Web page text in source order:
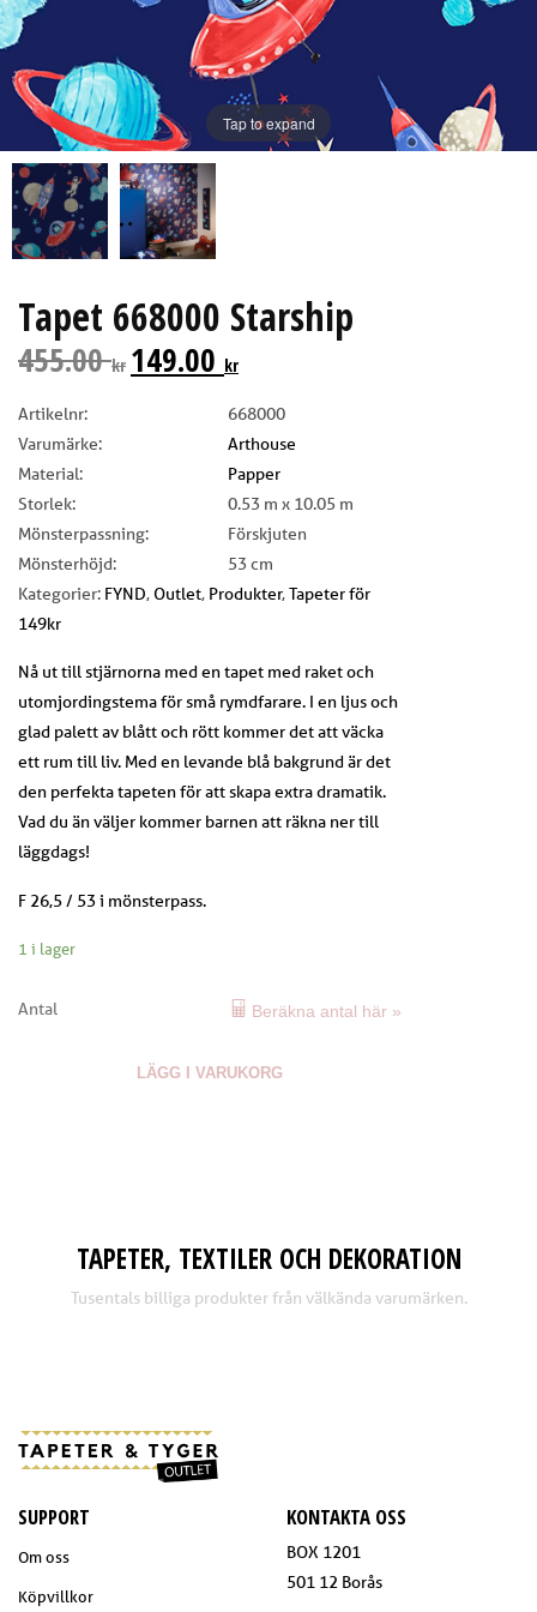
Tap to expand
Tapet 668000 Starship
455.00kr 149.00 kr
Artikelnr:
668000
Varumärke:
Arthouse
Material:
Papper
Storlek:
0.53 m x 10.05 m
Mönsterpassning:
Förskjuten
Mönsterhöjd:
53 cm
Kategorier: FYND, Outlet, Produkter,Tapeter för
149kr
Nå ut till stjärnorna med en tapet med raket och
utomjordingstema för små rymdfarare. I en ljus och
glad palett av blått och rött kommer det att väcka
ett rum till liv. Med en levande blå bakgrund är det
den perfekta tapeten för att skapa extra dramatik.
Vad du än väljer kommer barnen att räkna ner till
läggdags!
F 26,5 / 53 i mönsterpass.
1 i lager
Antal Beräkna antal här »
LÄGG I VARUKORG
TAPETER, TEXTILER OCH DEKORATION
Tusentals billiga produkter från välkända varumärken.
SUPPORT
Om oss
Köpvillkor
KONTAKTA OSS
BOX 1201
501 12 Borås